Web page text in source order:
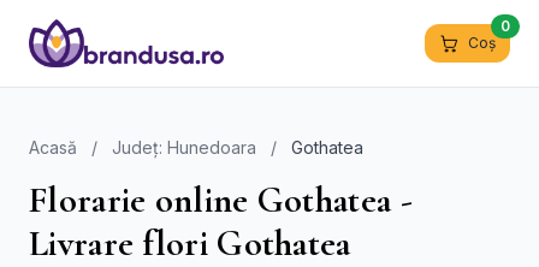
Coș
0
Acasă / Județ: Hunedoara / Gothatea
Florarie online Gothatea -
Livrare flori Gothatea